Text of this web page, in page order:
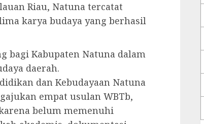
Riau, Natuna tercatat
karya budaya yang berhasil
bagi Kabupaten Natuna dalam
daerah.
dan Kebudayaan Natuna
empat usulan WBTb,
belum memenuhi